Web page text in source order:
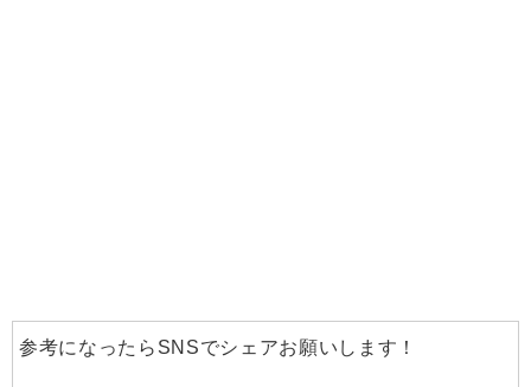
参考になったらSNSでシェアお願いします！